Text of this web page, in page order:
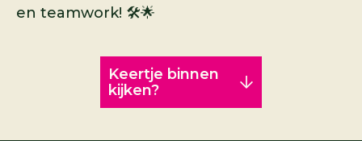
en teamwork! 🛠🌟
Keertje binnen
kijken?